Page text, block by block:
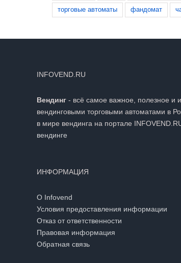
торговые автоматы фандомат
INFOVEND.RU
Вендинг - всё самое важное, полезное и
вендинговыми торговыми автоматами в
в мире вендинга на портале
вендинге
ИНФОРМАЦИЯ
О Infovend
Условия предоставления информации
Отказ от ответственности
Правовая информация
Обратная связь